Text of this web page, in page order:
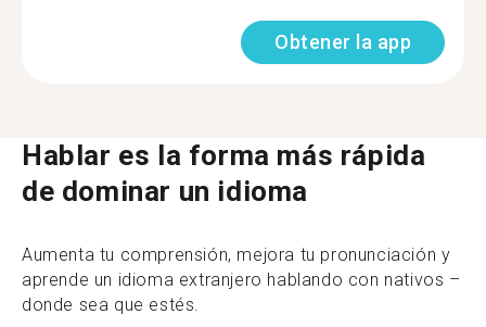
Obtener la app
Hablar es la forma más rápida
de dominar un idioma
Aumenta tu comprensión, mejora tu pronunciación y
aprende un idioma extranjero hablando con nativos –
donde sea que estés.